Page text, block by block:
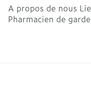
A propos de nous
Pharmacien de garde